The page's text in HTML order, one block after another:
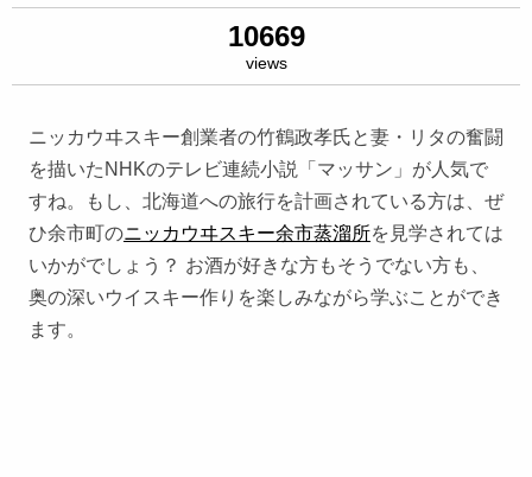
10669
views
ニッカウヰスキー創業者の竹鶴政孝氏と妻・リタの奮闘
を描いたNHKのテレビ連続小説「マッサン」が人気で
すね。もし、北海道への旅行を計画されている方は、ぜ
ひ余市町のニッカウヰスキー余市蒸溜所を見学されては
いかがでしょう？ お酒が好きな方もそうでない方も、
奥の深いウイスキー作りを楽しみながら学ぶことができ
ます。